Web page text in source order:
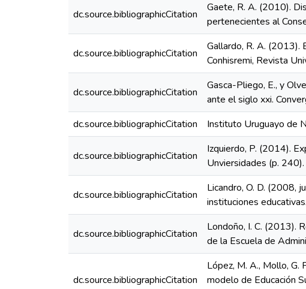
dc.source.bibliographicCitation
Gaete, R. A. (2010).
pertenecientes al
dc.source.bibliographicCitation
Gallardo, R. A. (2013).
Conhisremi, Revista
dc.source.bibliographicCitation
Gasca-Pliego, E., y
ante el siglo xxi.
dc.source.bibliographicCitation
Instituto Uruguayo de
dc.source.bibliographicCitation
Izquierdo, P. (2014).
Unviersidades (p.
dc.source.bibliographicCitation
Licandro, O. D. (2008,
instituciones
dc.source.bibliographicCitation
Londoño, I. C. (2013).
de la Escuela de
dc.source.bibliographicCitation
López, M. A., Mollo, G.
modelo de Educación